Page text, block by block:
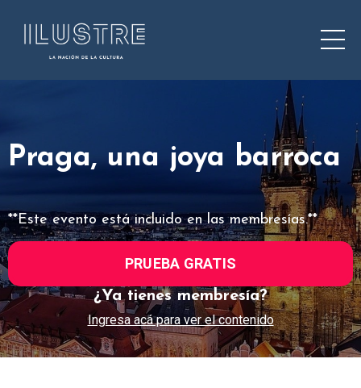
Praga, una joya barroca
**Este evento está incluido en las membresías.**
PRUEBA GRATIS
¿Ya tienes membresía?
Ingresa acá para ver el contenido